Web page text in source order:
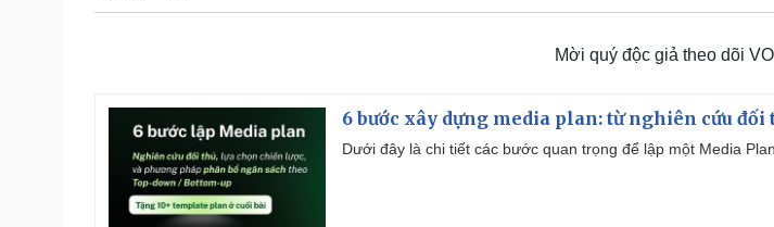
Mời quý độc giả theo dõi
6 bước xây dựng media plan: từ nghiên cứu đối
Dưới đây là chi tiết các bước quan trọng để lập một Media Plan.